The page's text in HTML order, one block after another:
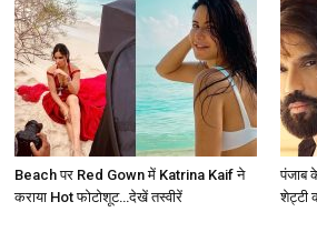
Beach पर Red Gown में Katrina Kaif ने
कराया Hot फोटोशूट…देखें तस्वीरें
पंजाब
शेट्टी